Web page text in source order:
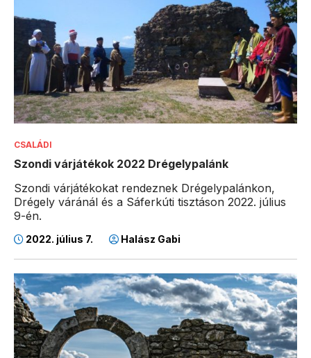
CSALÁDI
Szondi várjátékok 2022 Drégelypalánk
Szondi várjátékokat rendeznek Drégelypalánkon,
Drégely váránál és a Sáferkúti tisztáson 2022. július
9-én.
2022. július 7. Halász Gabi